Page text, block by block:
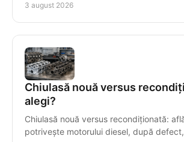
3 august 2026
Chiulasă nouă versus
alegi?
Chiulasă nouă versus recondiționată:
potrivește motorului diesel, după